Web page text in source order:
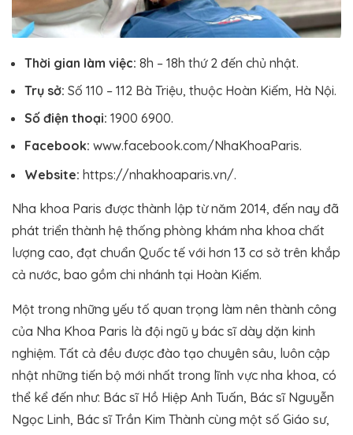
Thời gian làm việc: 8h – 18h thứ 2 đến chủ nhật.
Trụ sở: Số 110 – 112 Bà Triệu, thuộc Hoàn Kiếm, Hà Nội.
Số điện thoại: 1900 6900.
Facebook: www.facebook.com/NhaKhoaParis.
Website: https://nhakhoaparis.vn/.
Nha khoa Paris được thành lập từ năm 2014, đến nay đã
phát triển thành hệ thống phòng khám nha khoa chất
lượng cao, đạt chuẩn Quốc tế với hơn 13 cơ sở trên khắp
cả nước, bao gồm chi nhánh tại Hoàn Kiếm.
Một trong những yếu tố quan trọng làm nên thành công
của Nha Khoa Paris là đội ngũ y bác sĩ dày dặn kinh
nghiệm. Tất cả đều được đào tạo chuyên sâu, luôn cập
nhật những tiến bộ mới nhất trong lĩnh vực nha khoa, có
thể kể đến như: Bác sĩ Hồ Hiệp Anh Tuấn, Bác sĩ Nguyễn
Ngọc Linh, Bác sĩ Trần Kim Thành cùng một số Giáo sư,